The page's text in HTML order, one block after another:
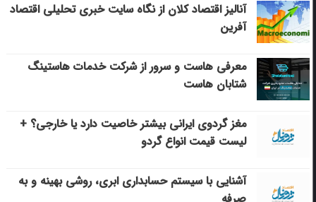
آنالیز اقتصاد کلان از نگاه سایت خبری تحلیلی اقتصاد
آفرین
معرفی هاست و سرور از شرکت خدمات هاستینگ
شتابان هاست
مغز گردوی ایرانی بیشتر خاصیت دارد یا خارجی؟ +
لیست قیمت انواع گردو
آشنایی با سیستم حسابداری ابری، روشی بهینه و به